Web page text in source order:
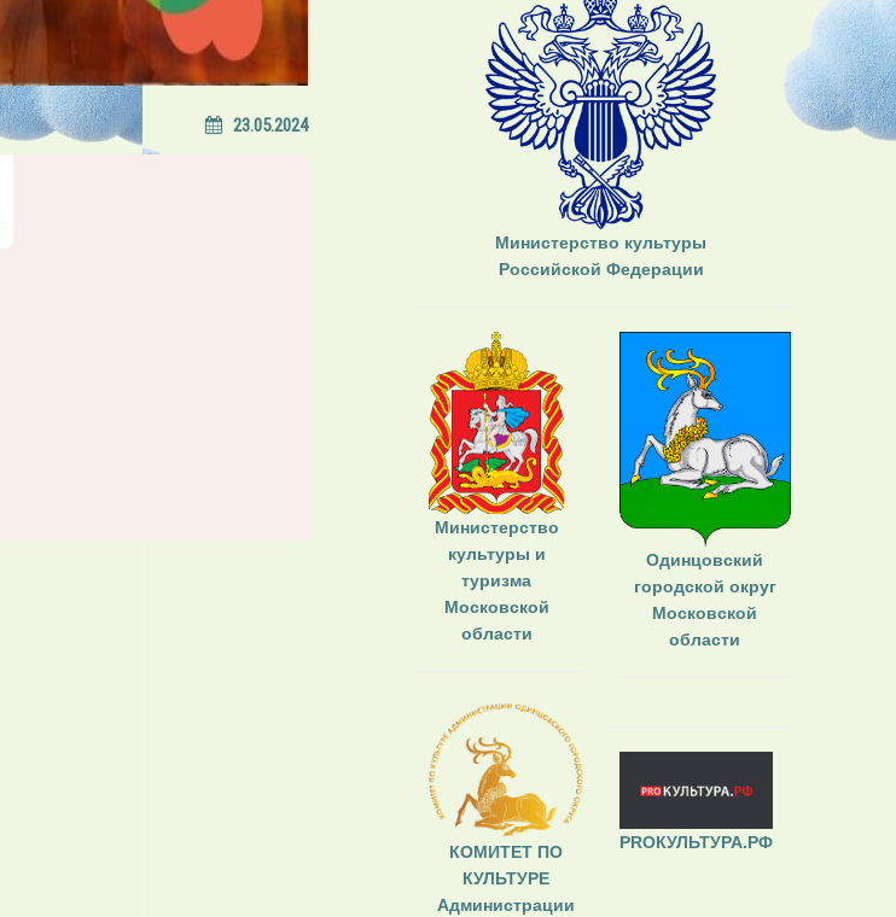
23.05.2024
Министерство культуры
Российской Федерации
Министерство
культуры и
туризма
Московской
области
Одинцовский
городской округ
Московской
области
КОМИТЕТ ПО
КУЛЬТУРЕ
Администрации
PROКУЛЬТУРА.РФ